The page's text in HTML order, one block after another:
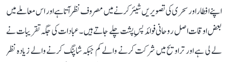
اپنے افطار اور سحری کی تصویریں شیئر کرنے میں مصروف نظر آتا ہے اور اس معاملے میں
بعض اوقات اصل روحانی فوائد پسِ پشت چلے جاتے ہیں۔ عبادات کی جگہ تقریبات نے
لے لی ہے اور تراویح میں شرکت کرنے والے کم جبکہ شاپنگ کرنے والے زیادہ نظر